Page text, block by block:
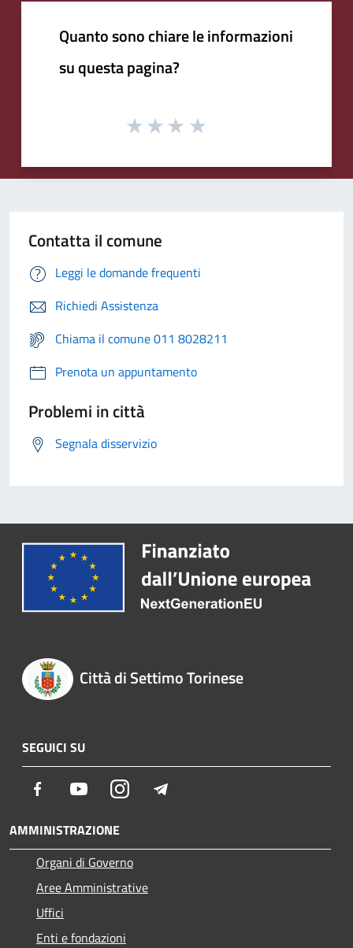
Quanto sono chiare le informazioni
su questa pagina?
Contatta il comune
Leggi le domande frequenti
Richiedi Assistenza
Chiama il comune 011 8028211
Prenota un appuntamento
Problemi in città
Segnala disservizio
Città di Settimo Torinese
SEGUICI SU
Facebook YoutubeInstagram
AMMINISTRAZIONE
Organi di Governo
Aree Amministrative
Uffici
Enti e fondazioni